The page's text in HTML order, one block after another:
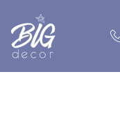
Главная